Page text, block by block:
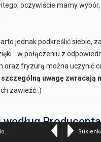
Sukienka Model A633 Beige – awama
oczywiście mamy wybór,
jednak podkreślić siebie,
- w połączeniu z
oraz fryzurą można uczynić
szczególną uwagę zwracają
zawieźć :)
Producenta